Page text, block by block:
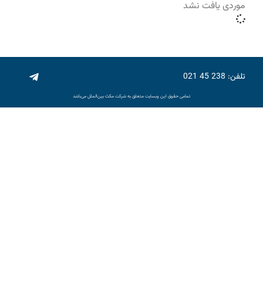
موردی یافت نشد
تلفن: 238 45 021
تمامی حقوق این وبسایت متعلق به شرکت مکث بین‌الملل می‌باشد